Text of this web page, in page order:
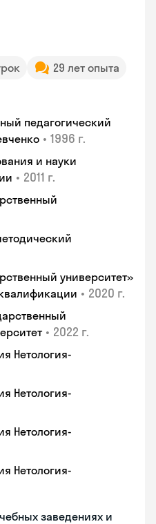
29 лет опыта
педагогический
• 1996 г.
и науки
• 2011 г.
университет»
• 2020 г.
• 2022 г.
Нетология-
Нетология-
Нетология-
Нетология-
заведениях и